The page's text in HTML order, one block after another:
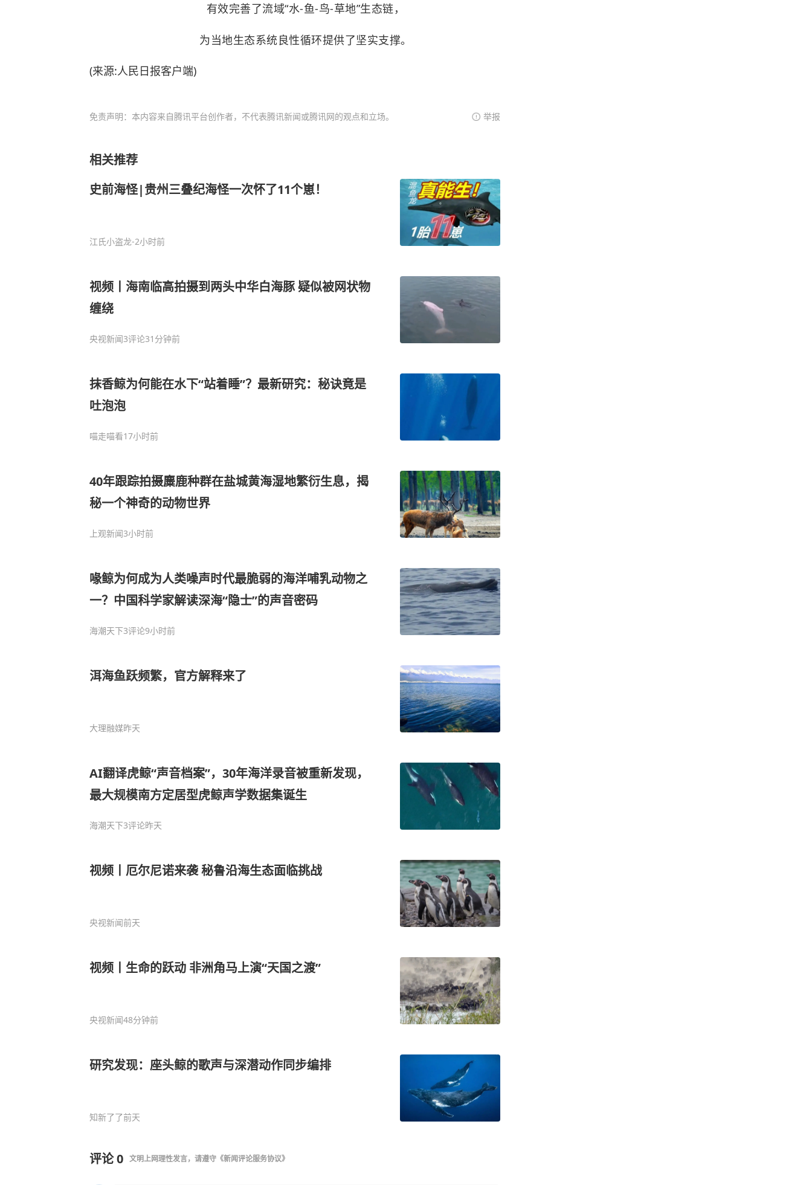
有效完善了流域“水-鱼-鸟-草地”生态链，
为当地生态系统良性循环提供了坚实支撑。
(来源:人民日报客户端)
免责声明：本内容来自腾讯平台创作者，不代表腾讯新闻或腾讯网的观点和立场。 举报
相关推荐
史前海怪|贵州三叠纪海怪一次怀了11个崽！
江氏小盗龙-2小时前
视频丨海南临高拍摄到两头中华白海豚 疑似被网状物
缠绕
央视新闻3评论31分钟前
抹香鲸为何能在水下“站着睡”？最新研究：秘诀竟是
吐泡泡
喵走喵看17小时前
40年跟踪拍摄麋鹿种群在盐城黄海湿地繁衍生息，揭
秘一个神奇的动物世界
上观新闻3小时前
喙鲸为何成为人类噪声时代最脆弱的海洋哺乳动物之
一？中国科学家解读深海“隐士”的声音密码
海潮天下3评论9小时前
洱海鱼跃频繁，官方解释来了
大理融媒昨天
AI翻译虎鲸“声音档案”，30年海洋录音被重新发现，
最大规模南方定居型虎鲸声学数据集诞生
海潮天下3评论昨天
视频丨厄尔尼诺来袭 秘鲁沿海生态面临挑战
央视新闻前天
视频丨生命的跃动 非洲角马上演“天国之渡”
央视新闻48分钟前
研究发现：座头鲸的歌声与深潜动作同步编排
知新了了前天
评论0 文明上网理性发言，请遵守 《新闻评论服务协议》